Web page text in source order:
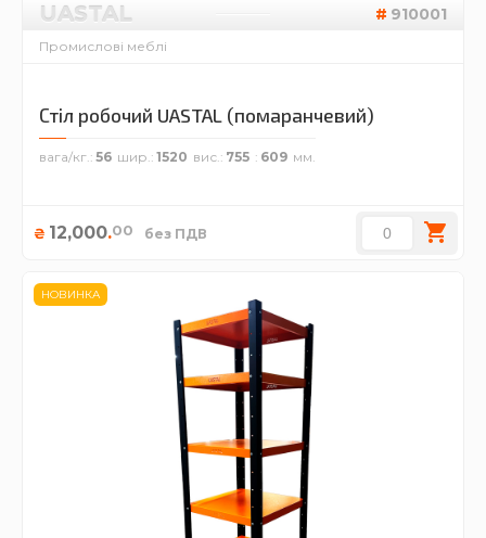
UASTAL 910001
Промислові меблі
Стіл робочий UASTAL (помаранчевий)
вага/кг. 56 шир. 1520 вис. 755 609
₴ 12,000.00 без ПДВ
НОВИНКА